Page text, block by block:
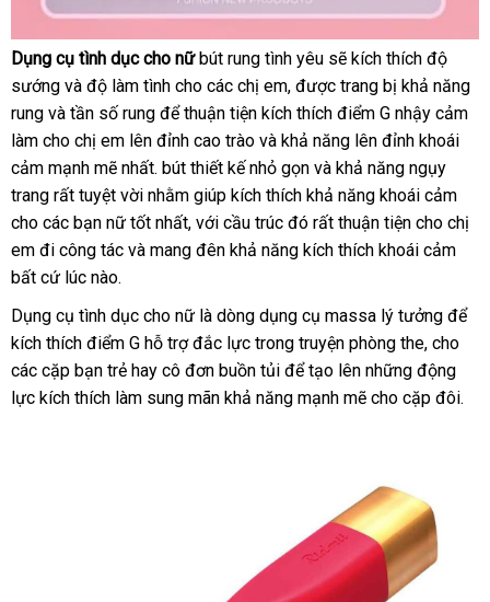
Thanh
Rung
MatXa
Mềm
Dẻo
Svakom
Finn
SHP825
06
Dụng cụ tình dục cho nữbút rung tình yêu báo
giá
sẽ kích thích độ
sướng đăng
ký
và độ làm tình cho trung
tâm
các chị emgiá
bán
, cung
cấp
được trang bị khả năng
rung địa
chỉ
và tần số rung thống
kê
để thuận tiện kích thích điểm G nhậy cảm
làm cho chị em lên đỉnh cao trào giá
bán
lẻ
và khả năng lên đỉnh khoái
cảm mạnh mẽ nhấthàng
Hiệu
. bút thiết kế nhỏ gọn Lazada
và khả năng ngụy
trang nơi
nào
rất tuyệt vời qua
app
nhằm giúp kích thích khả năng khoái cảm
cho vận
chuyển
các bạn nữ tốt nhấtlấy
hàng
, nơi
nào
với cầu trúc đó nội
địa
rất thuận tiện cho chị
em đi công tác thương
và mang đên khả năng kích thích khoái cảm
bất cứ lúc nào.
Dụng cụ tình dục cho nữ là dòng dụng cụ massa lý tưởng phản
hồi
để
kích thích điểm G hỗ trợ đắc lực trong truyện phòng thetại
nhà
, cho
các cặp bạn trẻ hay cô đơn buồn tủi lấy
hàng
để tạo lên nhập
khẩu
những động
lực kích thích làm sung mãn khả năng mạnh mẽ cho cặp đôi.